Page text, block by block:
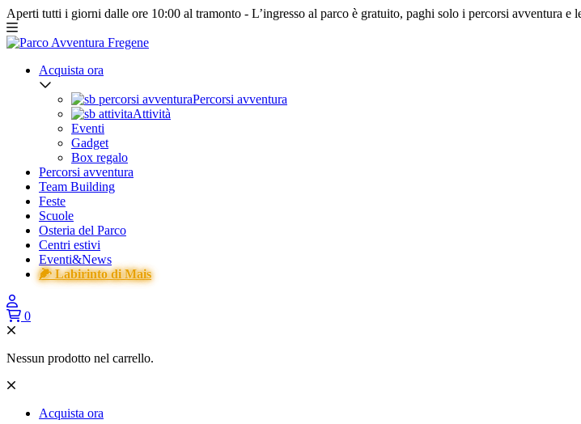
Aperti tutti i giorni dalle ore 10:00 al tramonto - L’ingresso al parco è gratuito, paghi solo i percorsi avventura e
Acquista ora
Percorsi avventura
Attività
Eventi
Gadget
Box regalo
Percorsi avventura
Team Building
Feste
Scuole
Osteria del Parco
Centri estivi
Eventi&News
🌽 Labirinto di Mais
0
Nessun prodotto nel carrello.
Acquista ora